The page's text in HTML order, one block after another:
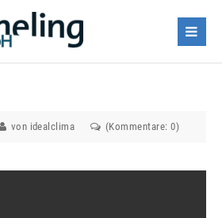
von idealclima (Kommentare: 0)